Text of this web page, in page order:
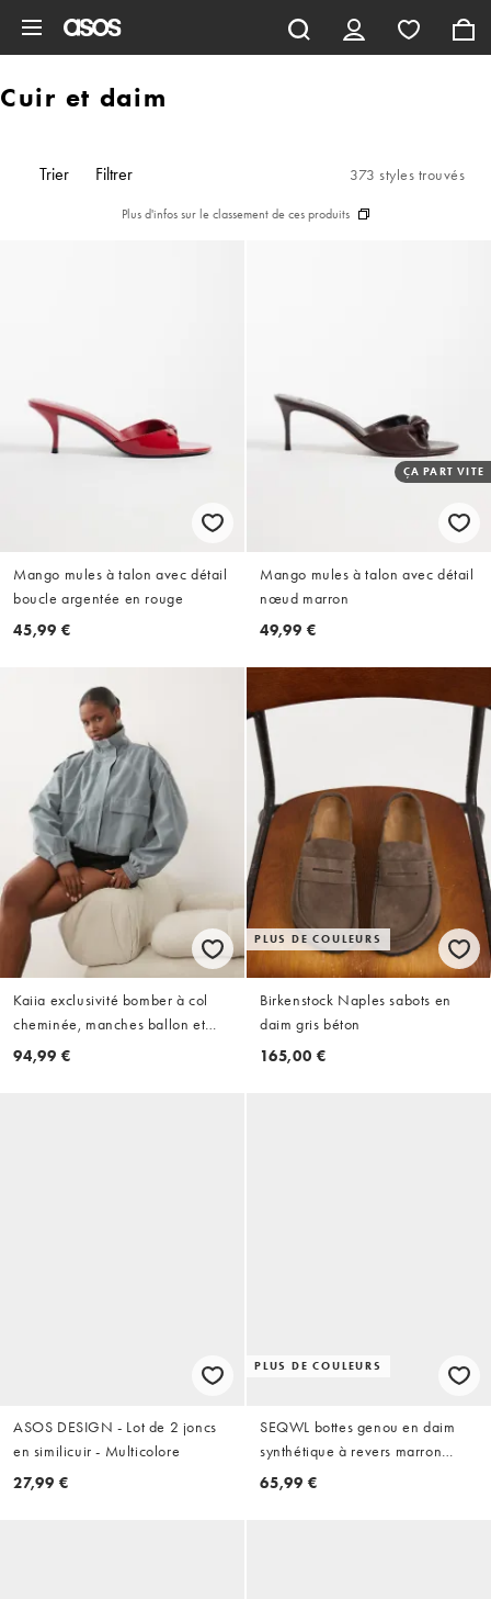
Cuir et daim
Trier Filtrer 373 styles trouvés
Plus d'infos sur le classement de ces produits
Mango mules à talon avec détail
boucle argentée en rouge
45,99 €
ÇA PART VITE
Mango mules à talon avec détail
nœud marron
49,99 €
Kaiia exclusivité bomber à col
cheminée, manches ballon et
poches cargo devant en faux
94,99 €
PLUS DE COULEURS
Birkenstock Naples sabots en
daim gris béton
165,00 €
ASOS DESIGN - Lot de 2 joncs
en similicuir - Multicolore
27,99 €
PLUS DE COULEURS
SEQWL bottes genou en daim
synthétique à revers marron
chocolat
65,99 €